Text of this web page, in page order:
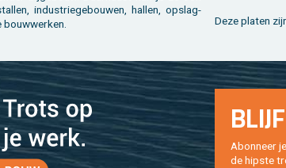
in­du­strie­ge­bou­wen, hal­len, op­slag­
bouw­wer­ken.
Deze pla­ten
Abon­neer
de hip­s­te